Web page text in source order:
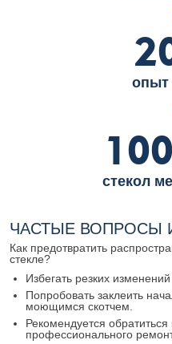
опыт
стекол
ЧАСТЫЕ ВОПРОСЫ
Как предотвратить
стекле?
Избегать резких
Попробовать заклеить
моющимся скотчем.
Рекомендуется
профессионального